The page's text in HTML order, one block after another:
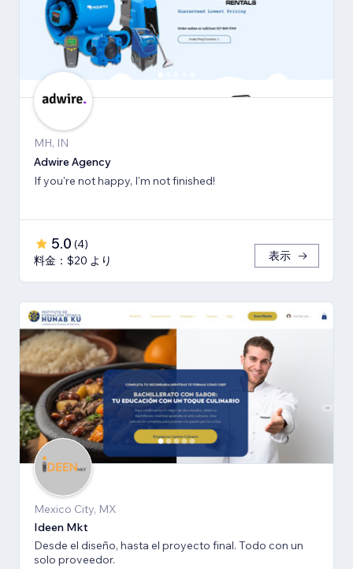
MH, IN
Adwire Agency
If you're not happy, I'm not finished!
5.0 (4)
料金：$20 より
表示
Mexico City, MX
Ideen Mkt
Desde el diseño, hasta el proyecto final. Todo con un
solo proveedor.